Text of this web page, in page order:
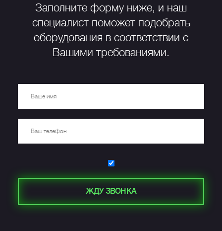
Заполните форму ниже, и наш
специалист поможет подобрать
оборудования в соответствии с
Вашими требованиями.